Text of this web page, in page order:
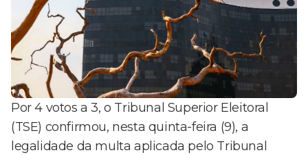
Por 4 votos a 3, o Tribunal Superior Eleitoral
(TSE) confirmou, nesta quinta-feira (9), a
legalidade da multa aplicada pelo Tribunal